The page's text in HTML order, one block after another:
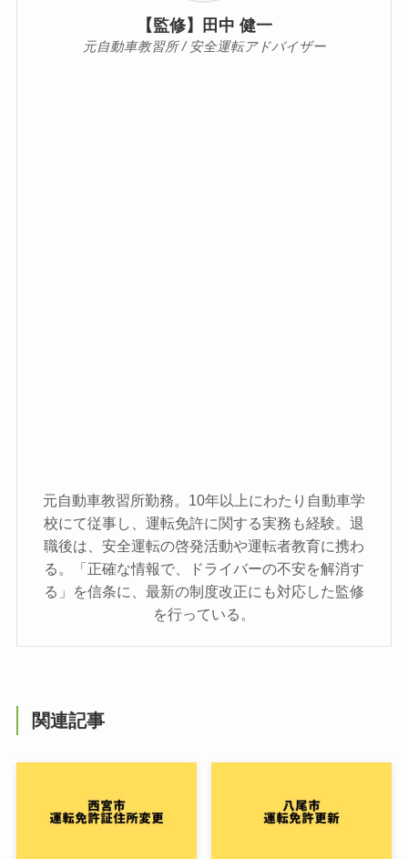
【監修】田中 健一
元自動車教習所 / 安全運転アドバイザー
元自動車教習所勤務。10年以上にわたり自動車学
校にて従事し、運転免許に関する実務も経験。退
職後は、安全運転の啓発活動や運転者教育に携わ
る。「正確な情報で、ドライバーの不安を解消す
る」を信条に、最新の制度改正にも対応した監修
を行っている。
関連記事